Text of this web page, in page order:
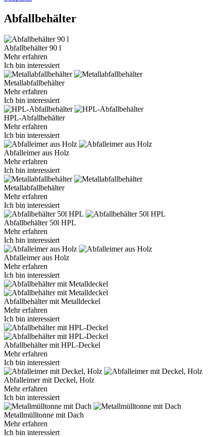
Abfallbehälter
Abfallbehälter 90 l
Mehr erfahren
Ich bin interessiert
Metallabfallbehälter
Mehr erfahren
Ich bin interessiert
HPL-Abfallbehälter
Mehr erfahren
Ich bin interessiert
Abfalleimer aus Holz
Mehr erfahren
Ich bin interessiert
Metallabfallbehälter
Mehr erfahren
Ich bin interessiert
Abfallbehälter 50l HPL
Mehr erfahren
Ich bin interessiert
Abfalleimer aus Holz
Mehr erfahren
Ich bin interessiert
Abfallbehälter mit Metalldeckel
Mehr erfahren
Ich bin interessiert
Abfallbehälter mit HPL-Deckel
Mehr erfahren
Ich bin interessiert
Abfalleimer mit Deckel, Holz
Mehr erfahren
Ich bin interessiert
Metallmülltonne mit Dach
Mehr erfahren
Ich bin interessiert